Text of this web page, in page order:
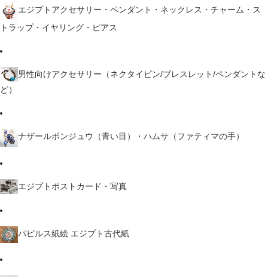
エジプトアクセサリー・ペンダント・ネックレス・チャーム・ス
トラップ・イヤリング・ピアス
男性向けアクセサリー（ネクタイピン/ブレスレット/ペンダントな
ど）
ナザールボンジュウ（青い目）・ハムサ（ファティマの手）
エジプトポストカード・写真
パピルス紙絵 エジプト古代紙